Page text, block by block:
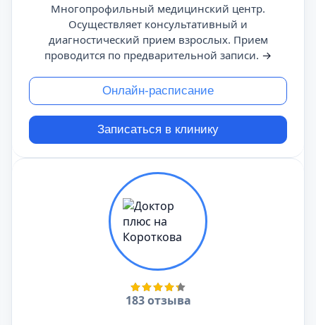
Многопрофильный медицинский центр.
Осуществляет консультативный и
диагностический прием взрослых. Прием
проводится по предварительной записи. →
Онлайн-расписание
Записаться в клинику
183 отзыва